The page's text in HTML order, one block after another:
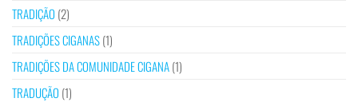
TRADIÇÃO (2)
TRADIÇÕES CIGANAS(1)
TRADIÇÕES DA COMUNIDADE CIGANA(1)
TRADUÇÃO (1)